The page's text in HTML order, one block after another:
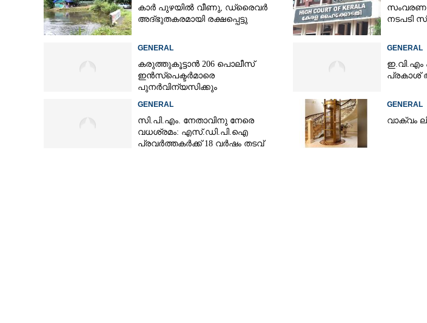
കാർ പുഴയിൽ വീണു, ഡ്രെെവർ
അദ്ഭുതകരമായി രക്ഷപ്പെട്ടു
സംവരണ
നടപടി
GENERAL
കരുത്തുകൂട്ടാൻ 206 പൊലീസ്
ഇൻസ്പെക്ടർമാരെ
പുനർവിന്യസിക്കും
GENERAL
ഇ.വി.എം
പ്രകാശ്
GENERAL
സി.പി.എം. നേതാവിനു നേരെ
വധശ്രമം: എസ്.ഡി.പി.ഐ
പ്രവർത്തകർക്ക് 18 വർഷം തടവ്
GENERAL
വാക്വം
കാട്ടാക്കടയിൽ ബേക്കറിയിൽനിന്ന്
ശേഖരിച്ച ജ്യൂസിലും ഷിഗെല്ല; കട